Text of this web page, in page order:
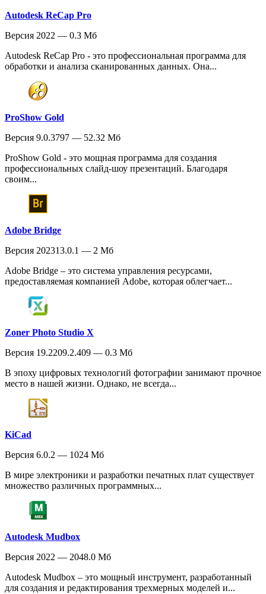
Autodesk ReCap Pro
Версия 2022 — 0.3 Мб
Autodesk ReCap Pro - это профессиональная программа для
обработки и анализа сканированных данных. Она...
ProShow Gold
Версия 9.0.3797 — 52.32 Мб
ProShow Gold - это мощная программа для создания
профессиональных слайд-шоу презентаций. Благодаря
своим...
Adobe Bridge
Версия 202313.0.1 — 2 Мб
Adobe Bridge – это система управления ресурсами,
предоставляемая компанией Adobe, которая облегчает...
Zoner Photo Studio X
Версия 19.2209.2.409 — 0.3 Мб
В эпоху цифровых технологий фотографии занимают прочное
место в нашей жизни. Однако, не всегда...
KiCad
Версия 6.0.2 — 1024 Мб
В мире электроники и разработки печатных плат существует
множество различных программных...
Autodesk Mudbox
Версия 2022 — 2048.0 Мб
Autodesk Mudbox – это мощный инструмент, разработанный
для создания и редактирования трехмерных моделей и...